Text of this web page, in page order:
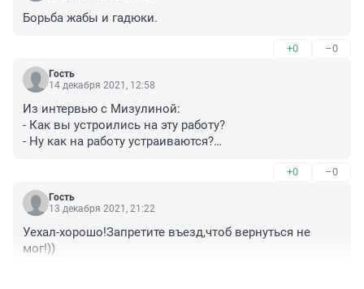
Борьба жабы и гадюки.
+0 –0
Гость
14 декабря 2021, 12:58
Из интервью с Мизулиной:
- Как вы устроились на эту работу?
- Ну как на работу устраиваются?
+0 –0
Гость
13 декабря 2021, 21:22
Уехал-хорошо!Запретите въезд,чтоб вернуться не
мог!))